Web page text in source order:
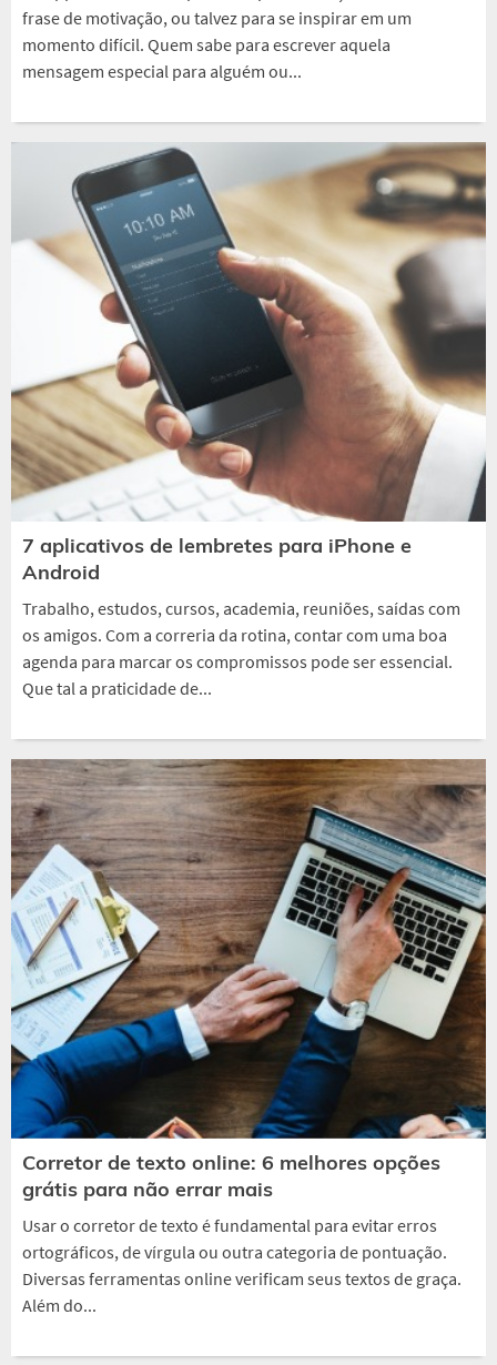
frase de motivação, ou talvez para se inspirar em um
momento difícil. Quem sabe para escrever aquela
mensagem especial para alguém ou...
7 aplicativos de lembretes para iPhone e
Android
Trabalho, estudos, cursos, academia, reuniões, saídas com
os amigos. Com a correria da rotina, contar com uma boa
agenda para marcar os compromissos pode ser essencial.
Que tal a praticidade de...
Corretor de texto online: 6 melhores opções
grátis para não errar mais
Usar o corretor de texto é fundamental para evitar erros
ortográficos, de vírgula ou outra categoria de pontuação.
Diversas ferramentas online verificam seus textos de graça.
Além do...